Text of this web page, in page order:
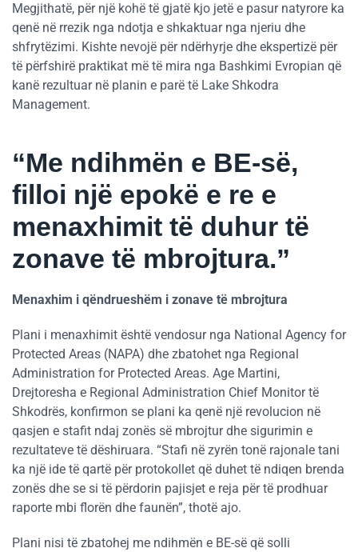
Megjithatë, për një kohë të gjatë kjo jetë e pasur natyrore ka
qenë në rrezik nga ndotja e shkaktuar nga njeriu dhe
shfrytëzimi. Kishte nevojë për ndërhyrje dhe ekspertizë për
të përfshirë praktikat më të mira nga Bashkimi Evropian që
kanë rezultuar në planin e parë të Lake Shkodra
Management.
“Me ndihmën e BE-së,
filloi një epokë e re e
menaxhimit të duhur të
zonave të mbrojtura.”
Menaxhim i qëndrueshëm i zonave të mbrojtura
Plani i menaxhimit është vendosur nga National Agency for
Protected Areas (NAPA) dhe zbatohet nga Regional
Administration for Protected Areas. Age Martini,
Drejtoresha e Regional Administration Chief Monitor të
Shkodrës, konfirmon se plani ka qenë një revolucion në
qasjen e stafit ndaj zonës së mbrojtur dhe sigurimin e
rezultateve të dëshiruara. “Stafi në zyrën tonë rajonale tani
ka një ide të qartë për protokollet që duhet të ndiqen brenda
zonës dhe se si të përdorin pajisjet e reja për të prodhuar
raporte mbi florën dhe faunën”, thotë ajo.
Plani nisi të zbatohej me ndihmën e BE-së që solli